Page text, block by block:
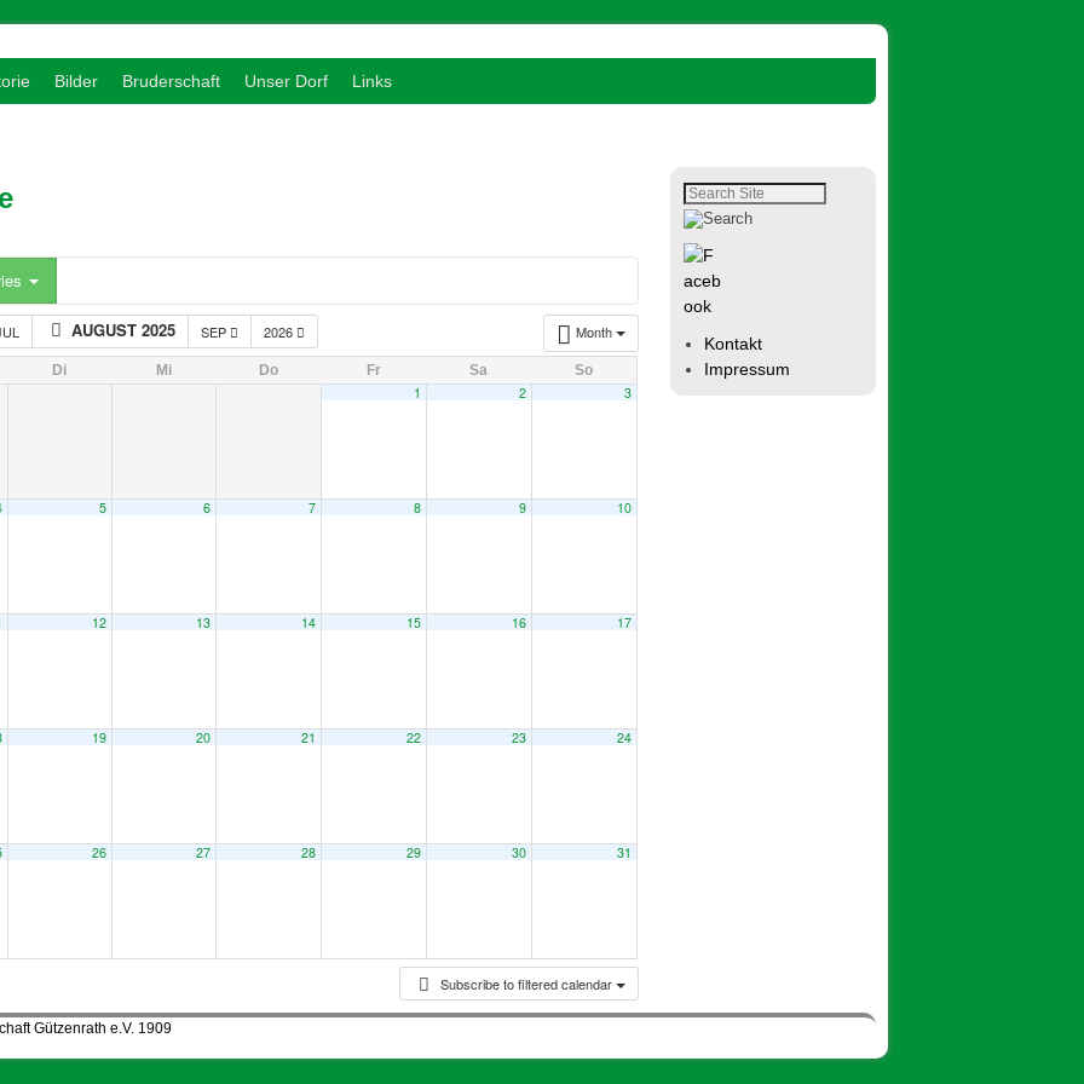
Bilder Bruderschaft Unser Dorf Links
Month
AUGUST 2025 SEP 2026
Di Mi Do Fr Sa So
1 2 3
5 6 7 8 9 10
12 13 14 15 16 17
19 20 21 22 23 24
26 27 28 29 30 31
Subscribe to filtered calendar
Kontakt
Impressum
Gützenrath e.V. 1909